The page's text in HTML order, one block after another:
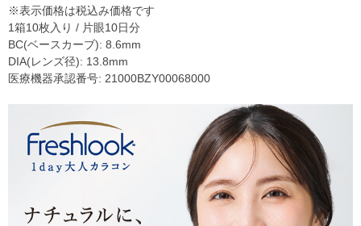
※表示価格は税込み価格です
1箱10枚入り / 片眼10日分
BC(ベースカーブ): 8.6mm
DIA(レンズ径): 13.8mm
医療機器承認番号: 21000BZY00068000